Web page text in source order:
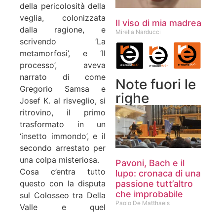
della pericolosità della
veglia, colonizzata
dalla ragione, e
scrivendo ‘La
metamorfosi’, e ‘Il
processo’, aveva
narrato di come
Gregorio Samsa e
Josef K. al risveglio, si
ritrovino, il primo
trasformato in un
‘insetto immondo’, e il
secondo arrestato per
una colpa misteriosa.
Cosa c’entra tutto
questo con la disputa
sul Colosseo tra Della
Valle e quel
Il viso di mia madrea
Mirella Narducci
Note fuori le
righe
Pavoni, Bach e il
lupo: cronaca di una
passione tutt’altro
che improbabile
Paolo De Matthaeis